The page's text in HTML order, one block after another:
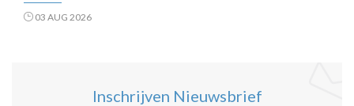
03 AUG 2026
Inschrijven Nieuwsbrief